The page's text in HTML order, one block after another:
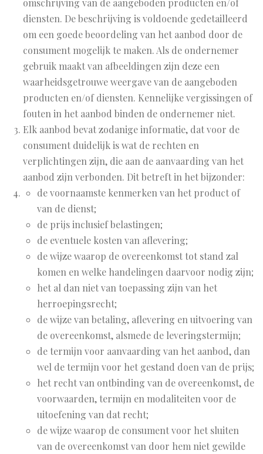
omschrijving van de aangeboden producten en/of
diensten. De beschrijving is voldoende gedetailleerd
om een goede beoordeling van het aanbod door de
consument mogelijk te maken. Als de ondernemer
gebruik maakt van afbeeldingen zijn deze een
waarheidsgetrouwe weergave van de aangeboden
producten en/of diensten. Kennelijke vergissingen of
fouten in het aanbod binden de ondernemer niet.
Elk aanbod bevat zodanige informatie, dat voor de
consument duidelijk is wat de rechten en
verplichtingen zijn, die aan de aanvaarding van het
aanbod zijn verbonden. Dit betreft in het bijzonder:
de voornaamste kenmerken van het product of
van de dienst;
de prijs inclusief belastingen;
de eventuele kosten van aflevering;
de wijze waarop de overeenkomst tot stand zal
komen en welke handelingen daarvoor nodig zijn;
het al dan niet van toepassing zijn van het
herroepingsrecht;
de wijze van betaling, aflevering en uitvoering van
de overeenkomst, alsmede de leveringstermijn;
de termijn voor aanvaarding van het aanbod, dan
wel de termijn voor het gestand doen van de prijs;
het recht van ontbinding van de overeenkomst, de
voorwaarden, termijn en modaliteiten voor de
uitoefening van dat recht;
de wijze waarop de consument voor het sluiten
van de overeenkomst van door hem niet gewilde